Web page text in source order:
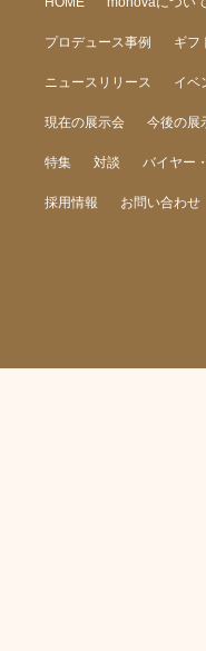
プロデュース事例 ギフ
ニュースリリース イベ
現在の展示会 今後の展
特集 対談 バイヤー
採用情報 お問い合わせ